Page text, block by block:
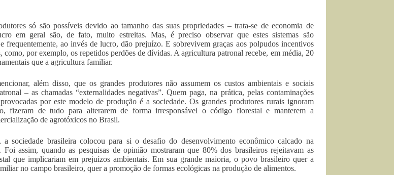
só são possíveis devido ao tamanho das suas propriedades – trata-se de economia de
em geral são, de fato, muito estreitas. Mas, é preciso observar que estes sistemas são
frequentemente, ao invés de lucro, dão prejuízo. E sobrevivem graças aos polpudos incentivos
como, por exemplo, os repetidos perdões de dívidas. A agricultura patronal recebe, em média, 20
que a agricultura familiar.
além disso, que os grandes produtores não assumem os custos ambientais e sociais
– as chamadas “externalidades negativas”. Quem paga, na prática, pelas contaminações
por este modelo de produção é a sociedade. Os grandes produtores rurais ignoram
fizeram de tudo para alterarem de forma irresponsável o código florestal e manterem a
de agrotóxicos no Brasil.
sociedade brasileira colocou para si o desafio do desenvolvimento econômico calcado na
Foi assim, quando as pesquisas de opinião mostraram que 80% dos brasileiros rejeitavam as
que implicariam em prejuízos ambientais. Em sua grande maioria, o povo brasileiro quer a
no campo brasileiro, quer a promoção de formas ecológicas na produção de alimentos.